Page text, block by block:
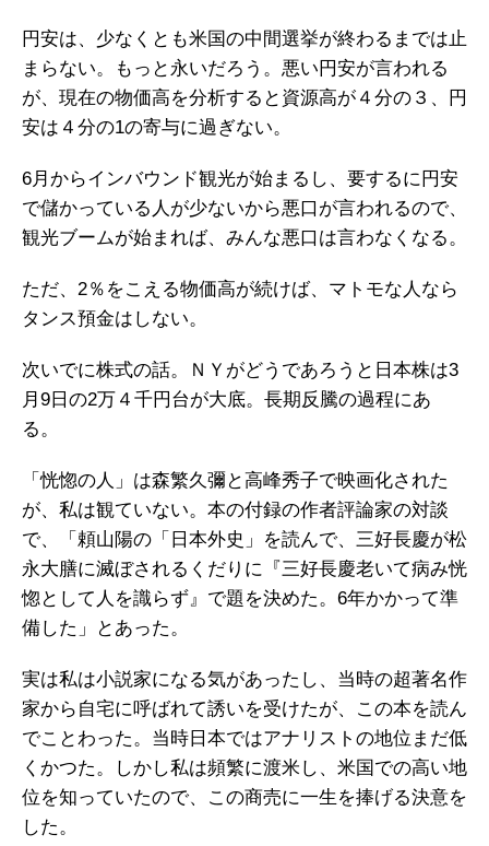
円安は、少なくとも米国の中間選挙が終わるまでは止
まらない。もっと永いだろう。悪い円安が言われる
が、現在の物価高を分析すると資源高が４分の３、円
安は４分の1の寄与に過ぎない。
6月からインバウンド観光が始まるし、要するに円安
で儲かっている人が少ないから悪口が言われるので、
観光ブームが始まれば、みんな悪口は言わなくなる。
ただ、2％をこえる物価高が続けば、マトモな人なら
タンス預金はしない。
次いでに株式の話。ＮＹがどうであろうと日本株は3
月9日の2万４千円台が大底。長期反騰の過程にあ
る。
「恍惚の人」は森繁久彌と高峰秀子で映画化された
が、私は観ていない。本の付録の作者評論家の対談
で、「頼山陽の「日本外史」を読んで、三好長慶が松
永大膳に滅ぼされるくだりに『三好長慶老いて病み恍
惚として人を識らず』で題を決めた。6年かかって準
備した」とあった。
実は私は小説家になる気があったし、当時の超著名作
家から自宅に呼ばれて誘いを受けたが、この本を読ん
でことわった。当時日本ではアナリストの地位まだ低
くかつた。しかし私は頻繁に渡米し、米国での高い地
位を知っていたので、この商売に一生を捧げる決意を
した。